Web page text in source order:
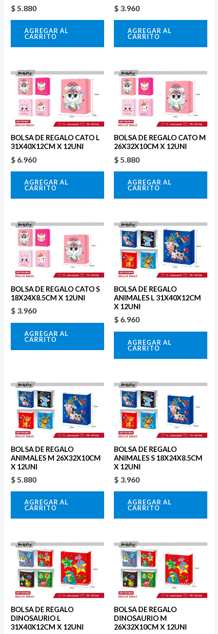
$ 5.880
AGREGAR AL
CARRITO
$ 3.960
AGREGAR AL
CARRITO
BOLSA DE REGALO CATO L
31X40X12CM X 12UNI
$ 6.960
AGREGAR AL
CARRITO
BOLSA DE REGALO CATO M
26X32X10CM X 12UNI
$ 5.880
AGREGAR AL
CARRITO
BOLSA DE REGALO CATO S
18X24X8.5CM X 12UNI
$ 3.960
AGREGAR AL
CARRITO
BOLSA DE REGALO
ANIMALES L 31X40X12CM
X 12UNI
$ 6.960
AGREGAR AL
CARRITO
BOLSA DE REGALO
ANIMALES M 26X32X10CM
X 12UNI
$ 5.880
AGREGAR AL
CARRITO
BOLSA DE REGALO
ANIMALES S 18X24X8.5CM
X 12UNI
$ 3.960
AGREGAR AL
CARRITO
BOLSA DE REGALO
DINOSAURIO L
31X40X12CM X 12UNI
BOLSA DE REGALO
DINOSAURIO M
26X32X10CM X 12UNI